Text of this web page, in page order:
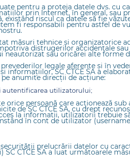
pentru a proteja datele dvs. cu
prin Internet, în general, sau
existând riscul ca datele să fie
fi responsabili pentru astfel de
măsuri tehnice şi organizatorice
distrugerilor accidentale
neautorizat sau oricărei alte forme
legale aferente şi în
informaţiilor, SC CTCE SA a
anumite direcţii de acţiune:
autentificarea utilizatorului;
persoană care acționează sub
de SC CTCE SA, cu drept
la informatii, utilizatorii trebuie
în cont de utilizator
prelucrării datelor cu
CTCE SA a luat următoarele